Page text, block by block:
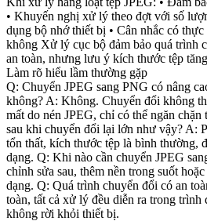
• Khuyến nghị xử lý theo đợt với số
dụng bộ nhớ thiết bị • Cân nhắc có
không Xử lý cục bộ đảm bảo quá trình
an toàn, nhưng lưu ý kích thước tệp
Làm rõ hiểu lầm thường gặp
Q: Chuyển JPEG sang PNG có nâng
không? A: Không. Chuyển đổi không
mất do nén JPEG, chỉ có thể ngăn
sau khi chuyển đổi lại lớn như vậy? A:
tổn thất, kích thước tệp là bình thường,
dạng. Q: Khi nào cần chuyển JPEG
chỉnh sửa sau, thêm nền trong suốt
dạng. Q: Quá trình chuyển đổi có an
toàn, tất cả xử lý đều diễn ra trong trình
không rời khỏi thiết bị.